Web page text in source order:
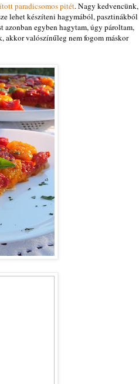
paradicsomos pitét. Nagy kedvencünk,
lehet készíteni hagymából, pasztinákból
azonban egyben hagytam, úgy pároltam,
akkor valószínűleg nem fogom máskor